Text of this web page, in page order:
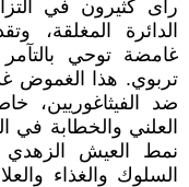
رأى كثيرون في
الدائرة المغلقة،
غامضة توحي
تربوي. هذا الغموض
ضد الفيثاغوريين،
العلني والخطابة في
نمط العيش الزهدي
السلوك والغذاء